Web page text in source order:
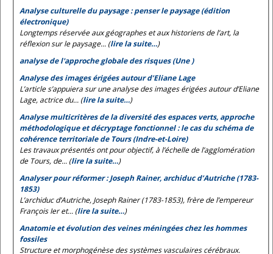
Analyse culturelle du paysage : penser le paysage (édition
électronique)
Longtemps réservée aux géographes et aux historiens de l’art, la
réflexion sur le paysage... (lire la suite…)
analyse de l'approche globale des risques (Une )
Analyse des images érigées autour d’Eliane Lage
L’article s’appuiera sur une analyse des images érigées autour d’Eliane
Lage, actrice du... (lire la suite…)
Analyse multicritères de la diversité des espaces verts, approche
méthodologique et décryptage fonctionnel : le cas du schéma de
cohérence territoriale de Tours (Indre-et-Loire)
Les travaux présentés ont pour objectif, à l’échelle de l’agglomération
de Tours, de... (lire la suite…)
Analyser pour réformer : Joseph Rainer, archiduc d’Autriche (1783-
1853)
L’archiduc d’Autriche, Joseph Rainer (1783-1853), frère de l’empereur
François Ier et... (lire la suite…)
Anatomie et évolution des veines méningées chez les hommes
fossiles
Structure et morphogénèse des systèmes vasculaires cérébraux.